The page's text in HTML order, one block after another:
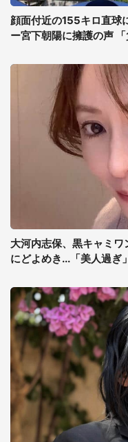
顔面付近の155キロ直球
ー宮下朝陽に擁護の声
大河内志保、黒キャミ
にどよめき...「美人過ぎ